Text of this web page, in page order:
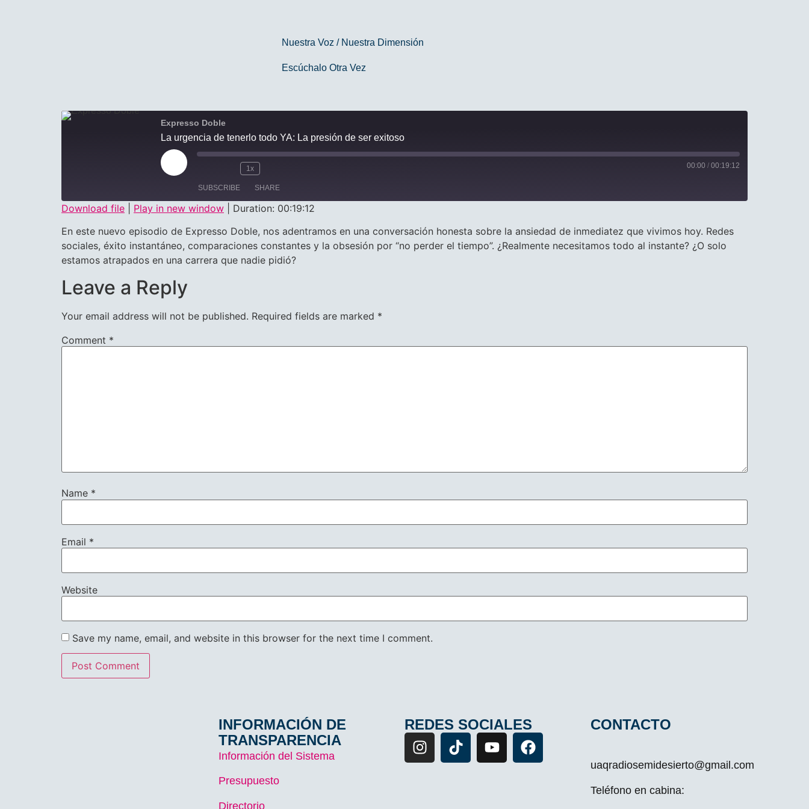
Nuestra Voz / Nuestra Dimensión
Escúchalo Otra Vez
Expresso Doble
La urgencia de tenerlo todo YA: La presión de ser exitoso
1x 00:00 / 00:19:12
SUBSCRIBE SHARE
RSS FEED
LINK
Download file Play in new window
Duration: 00:19:12
En este nuevo episodio de Expresso Doble, nos adentramos en una conversación honesta sobre la ansiedad de inmediatez que vivimos hoy. Redes
sociales, éxito instantáneo, comparaciones constantes y la obsesión por “no perder el tiempo”. ¿Realmente necesitamos todo al instante? ¿O solo
estamos atrapados en una carrera que nadie pidió?
Leave a Reply
Your email address will not be published. Required fields are marked *
Comment *
Name *
Email *
Website
Save my name, email, and website in this browser for the next time I comment.
INFORMACIÓN DE
TRANSPARENCIA
Información del Sistema
Presupuesto
Directorio
REDES SOCIALES CONTACTO
uaqradiosemidesierto@gmail.com
Teléfono en cabina: